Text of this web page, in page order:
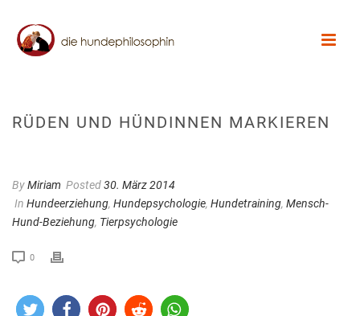
RÜDEN UND HÜNDINNEN MARKIEREN
ByMiriam Posted30. März 2014
In Hundeerziehung, Hundepsychologie, Hundetraining, Mensch-
Hund-Beziehung, Tierpsychologie
0